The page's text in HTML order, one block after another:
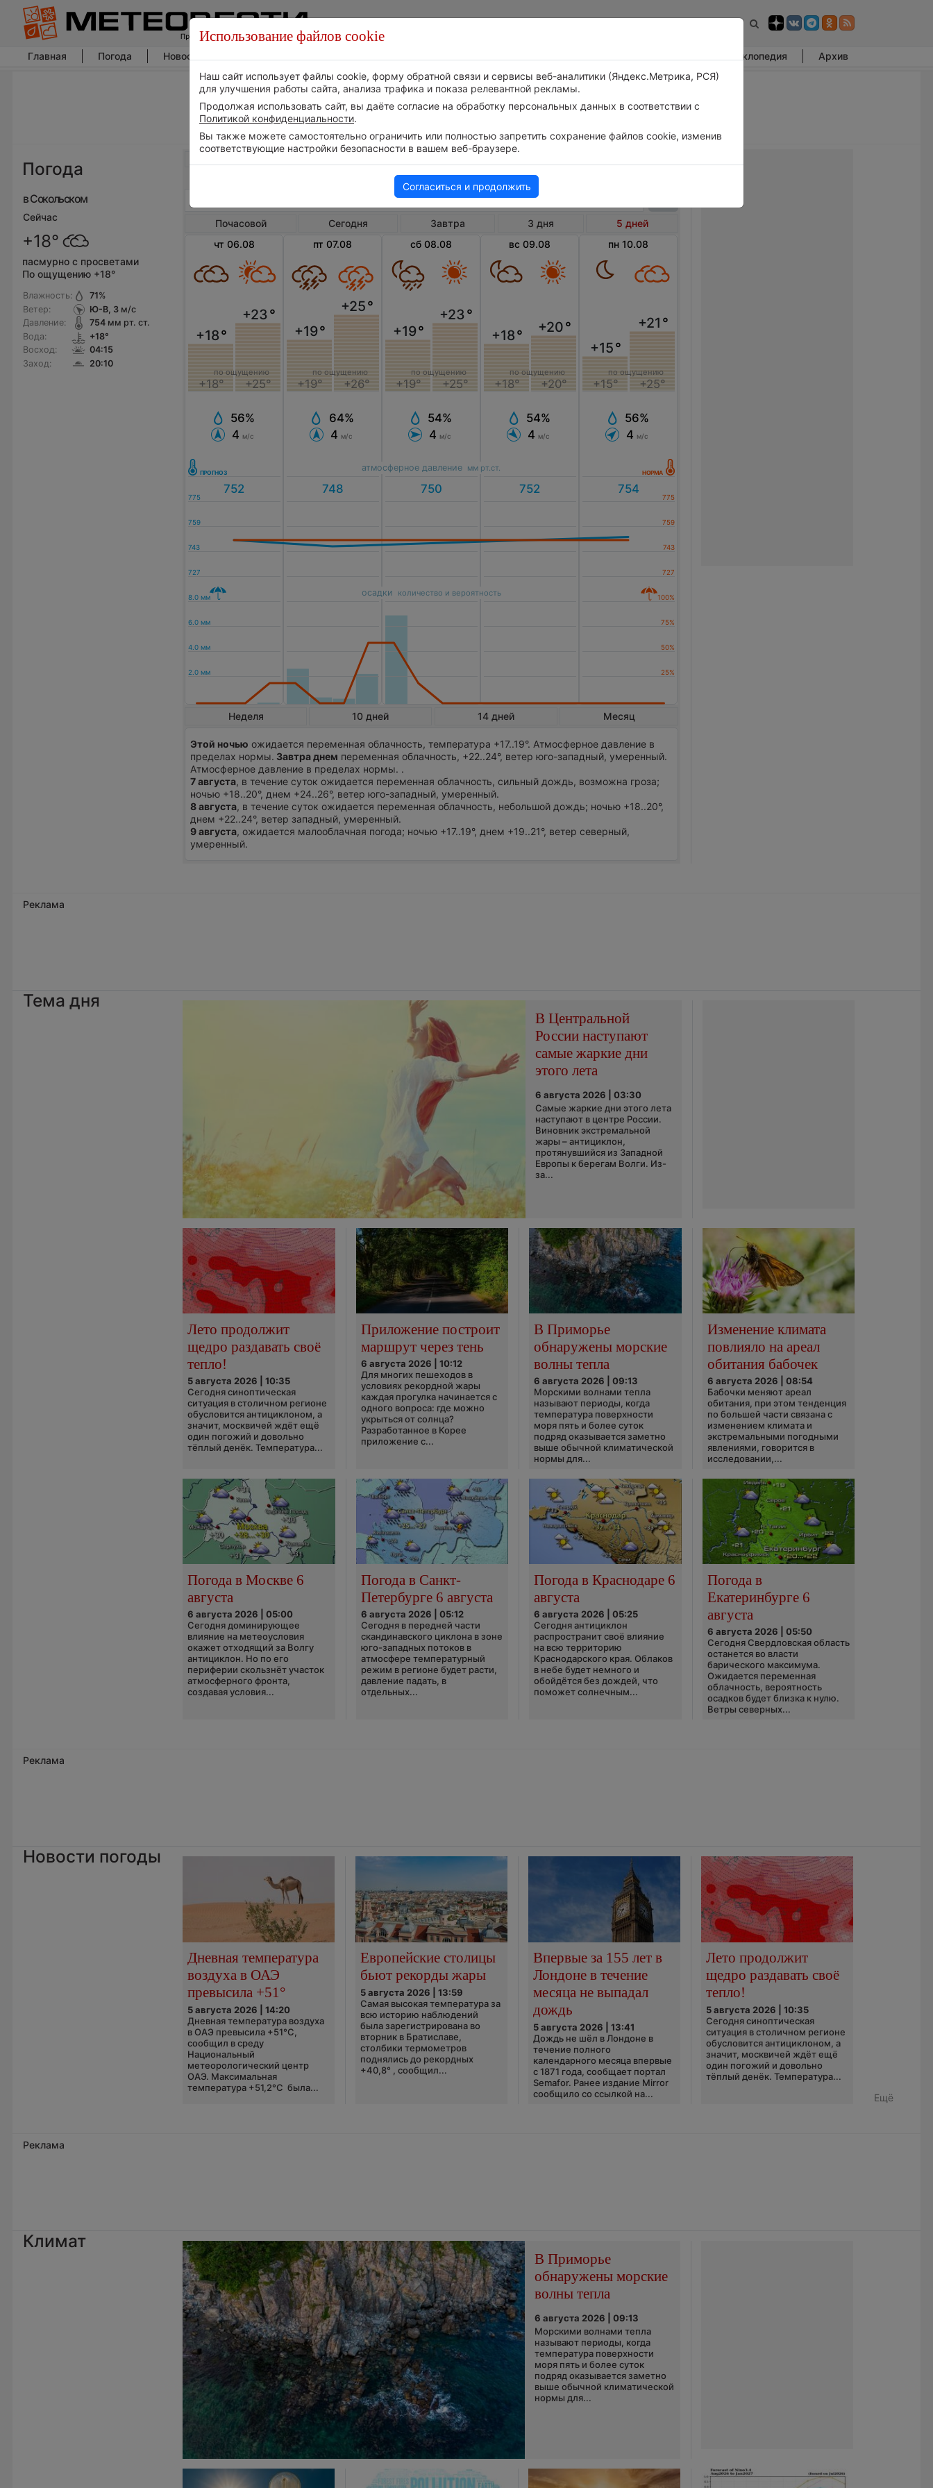
Главная Погода Новости погоды Энциклопедия Архив
Погода
в Сокольском
Сейчас
+18°
пасмурно с просветами
По ощущению +18°
Влажность:
Ветер:
Давление:
Вода:
Восход:
Заход:
71%
Ю-В, 3м/с
754мм рт. ст.
+18°
04:15
20:10
Погода в Сокольском на 5 дней
Почасовой Сегодня Завтра 3 дня
5 дней
чт 06.08
+18°
+18°
+23°
+25°
по ощущению
56%
4 м/с
пт 07.08
+19°
+19°
+25°
+26°
по ощущению
64%
4 м/с
сб 08.08
+19°
+19°
+23°
+25°
по ощущению
54%
4 м/с
вс 09.08
+18°
+18°
+20°
+20°
по ощущению
54%
4 м/с
пн 10.08
+15°
+15°
+21 °
+25°
по ощущению
56%
4 м/с
атмосферное давление мм рт.ст.
осадки количество и вероятность
Неделя 10 дней 14 дней Месяц
Этой ночью ожидается переменная облачность, температура +17..19°. Атмосферное давление в
пределах нормы. Завтра днем переменная облачность, +22..24°, ветер юго-западный, умеренный.
Атмосферное давление в пределах нормы. .
7 августа, в течение суток ожидается переменная облачность, сильный дождь, возможна гроза;
ночью +18..20°, днем +24..26°, ветер юго-западный, умеренный.
8 августа, в течение суток ожидается переменная облачность, небольшой дождь; ночью +18..20°,
днем +22..24°, ветер западный, умеренный.
9 августа, ожидается малооблачная погода; ночью +17..19°, днем +19..21°, ветер северный,
умеренный.
Реклама
Тема дня
В Центральной
России наступают
самые жаркие дни
этого лета
6 августа 2026 | 03:30
Самые жаркие дни этого лета
наступают в центре России.
Виновник экстремальной
жары – антициклон,
протянувшийся из Западной
Европы к берегам Волги. Из-
за...
Лето продолжит
щедро раздавать своё
тепло!
5 августа 2026 | 10:35
Сегодня синоптическая
ситуация в столичном регионе
обусловится антициклоном, а
значит, москвичей ждёт ещё
один погожий и довольно
тёплый денёк. Температура...
Приложение построит
маршрут через тень
6 августа 2026 | 10:12
Для многих пешеходов в
условиях рекордной жары
каждая прогулка начинается с
одного вопроса: где можно
укрыться от солнца?
Разработанное в Корее
приложение с...
В Приморье
обнаружены морские
волны тепла
6 августа 2026 | 09:13
Морскими волнами тепла
называют периоды, когда
температура поверхности
моря пять и более суток
подряд оказывается заметно
выше обычной климатической
нормы для...
Изменение климата
повлияло на ареал
обитания бабочек
6 августа 2026 | 08:54
Бабочки меняют ареал
обитания, при этом тенденция
по большей части связана с
изменением климата и
экстремальными погодными
явлениями, говорится в
исследовании,...
Погода в Москве 6
августа
6 августа 2026 | 05:00
Сегодня доминирующее
влияние на метеоусловия
окажет отходящий за Волгу
антициклон. Но по его
периферии скользнёт участок
атмосферного фронта,
создавая условия...
Погода в Санкт-
Петербурге 6 августа
6 августа 2026 | 05:12
Сегодня в передней части
скандинавского циклона в зоне
юго-западных потоков в
атмосфере температурный
режим в регионе будет расти,
давление падать, в
отдельных...
Погода в Краснодаре 6
августа
6 августа 2026 | 05:25
Сегодня антициклон
распространит своё влияние
на всю территорию
Краснодарского края. Облаков
в небе будет немного и
обойдётся без дождей, что
поможет солнечным...
Погода в
Екатеринбурге 6
августа
6 августа 2026 | 05:50
Сегодня Свердловская область
останется во власти
барического максимума.
Ожидается переменная
облачность, вероятность
осадков будет близка к нулю.
Ветры северных...
Реклама
Новости погоды
Дневная температура
воздуха в ОАЭ
превысила +51°
5 августа 2026 | 14:20
Дневная температура воздуха
в ОАЭ превысила +51°C,
сообщил в среду
Национальный
метеорологический центр
ОАЭ. Максимальная
температура +51,2°C была...
Европейские столицы
бьют рекорды жары
5 августа 2026 | 13:59
Самая высокая температура за
всю историю наблюдений
была зарегистрирована во
вторник в Братиславе,
столбики термометров
поднялись до рекордных
+40,8° , сообщил...
Впервые за 155 лет в
Лондоне в течение
месяца не выпадал
дождь
5 августа 2026 | 13:41
Дождь не шёл в Лондоне в
течение полного
календарного месяца впервые
с 1871 года, сообщает портал
Semafor. Ранее издание Mirror
сообщило со ссылкой на...
Лето продолжит
щедро раздавать своё
тепло!
5 августа 2026 | 10:35
Сегодня синоптическая
ситуация в столичном регионе
обусловится антициклоном, а
значит, москвичей ждёт ещё
один погожий и довольно
тёплый денёк. Температура...
Ещё
Реклама
Климат
В Приморье
обнаружены морские
волны тепла
6 августа 2026 | 09:13
Морскими волнами тепла
называют периоды, когда
температура поверхности
моря пять и более суток
подряд оказывается заметно
выше обычной климатической
нормы для...
Использование файлов cookie
Наш сайт использует файлы cookie, форму обратной связи и сервисы веб-аналитики (Яндекс.Метрика, РСЯ)
для улучшения работы сайта, анализа трафика и показа релевантной рекламы.
Продолжая использовать сайт, вы даёте согласие на обработку персональных данных в соответствии с
Политикой конфиденциальности.
Вы также можете самостоятельно ограничить или полностью запретить сохранение файлов cookie, изменив
соответствующие настройки безопасности в вашем веб-браузере.
Согласиться и продолжить